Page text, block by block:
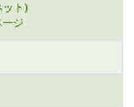
ト)
ジ